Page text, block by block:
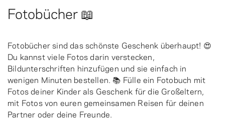
Fotobücher 📖
Fotobücher sind das schönste Geschenk überhaupt! 😍
Du kannst viele Fotos darin verstecken,
Bildunterschriften hinzufügen und sie einfach in
wenigen Minuten bestellen. 📚 Fülle ein Fotobuch mit
Fotos deiner Kinder als Geschenk für die Großeltern,
mit Fotos von euren gemeinsamen Reisen für deinen
Partner oder deine Freunde.